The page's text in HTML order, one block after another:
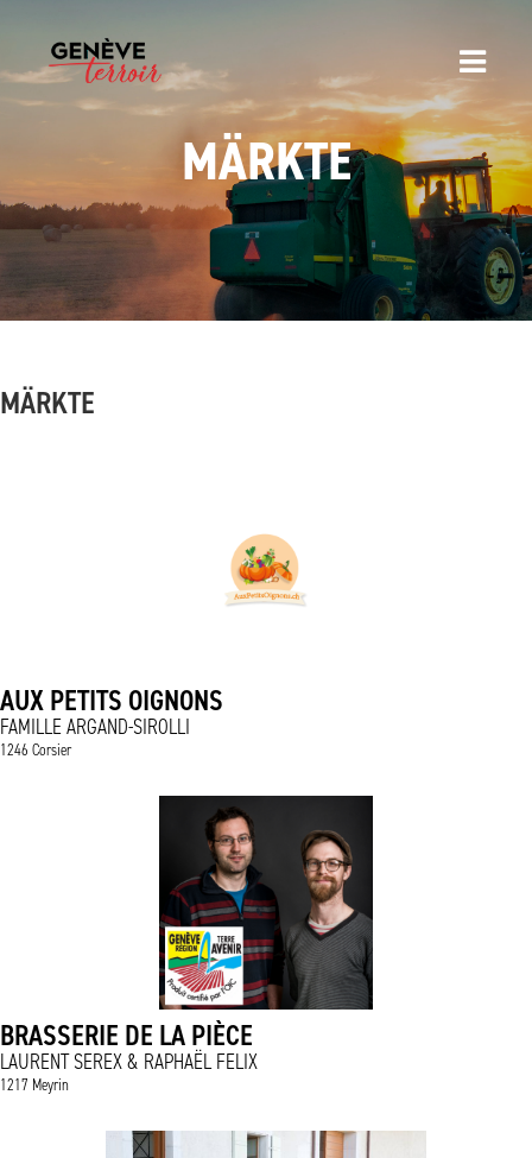
MÄRKTE
MÄRKTE
AUX PETITS OIGNONS
FAMILLE ARGAND-SIROLLI
1246 Corsier
BRASSERIE DE LA PIÈCE
LAURENT SEREX & RAPHAËL FELIX
1217 Meyrin